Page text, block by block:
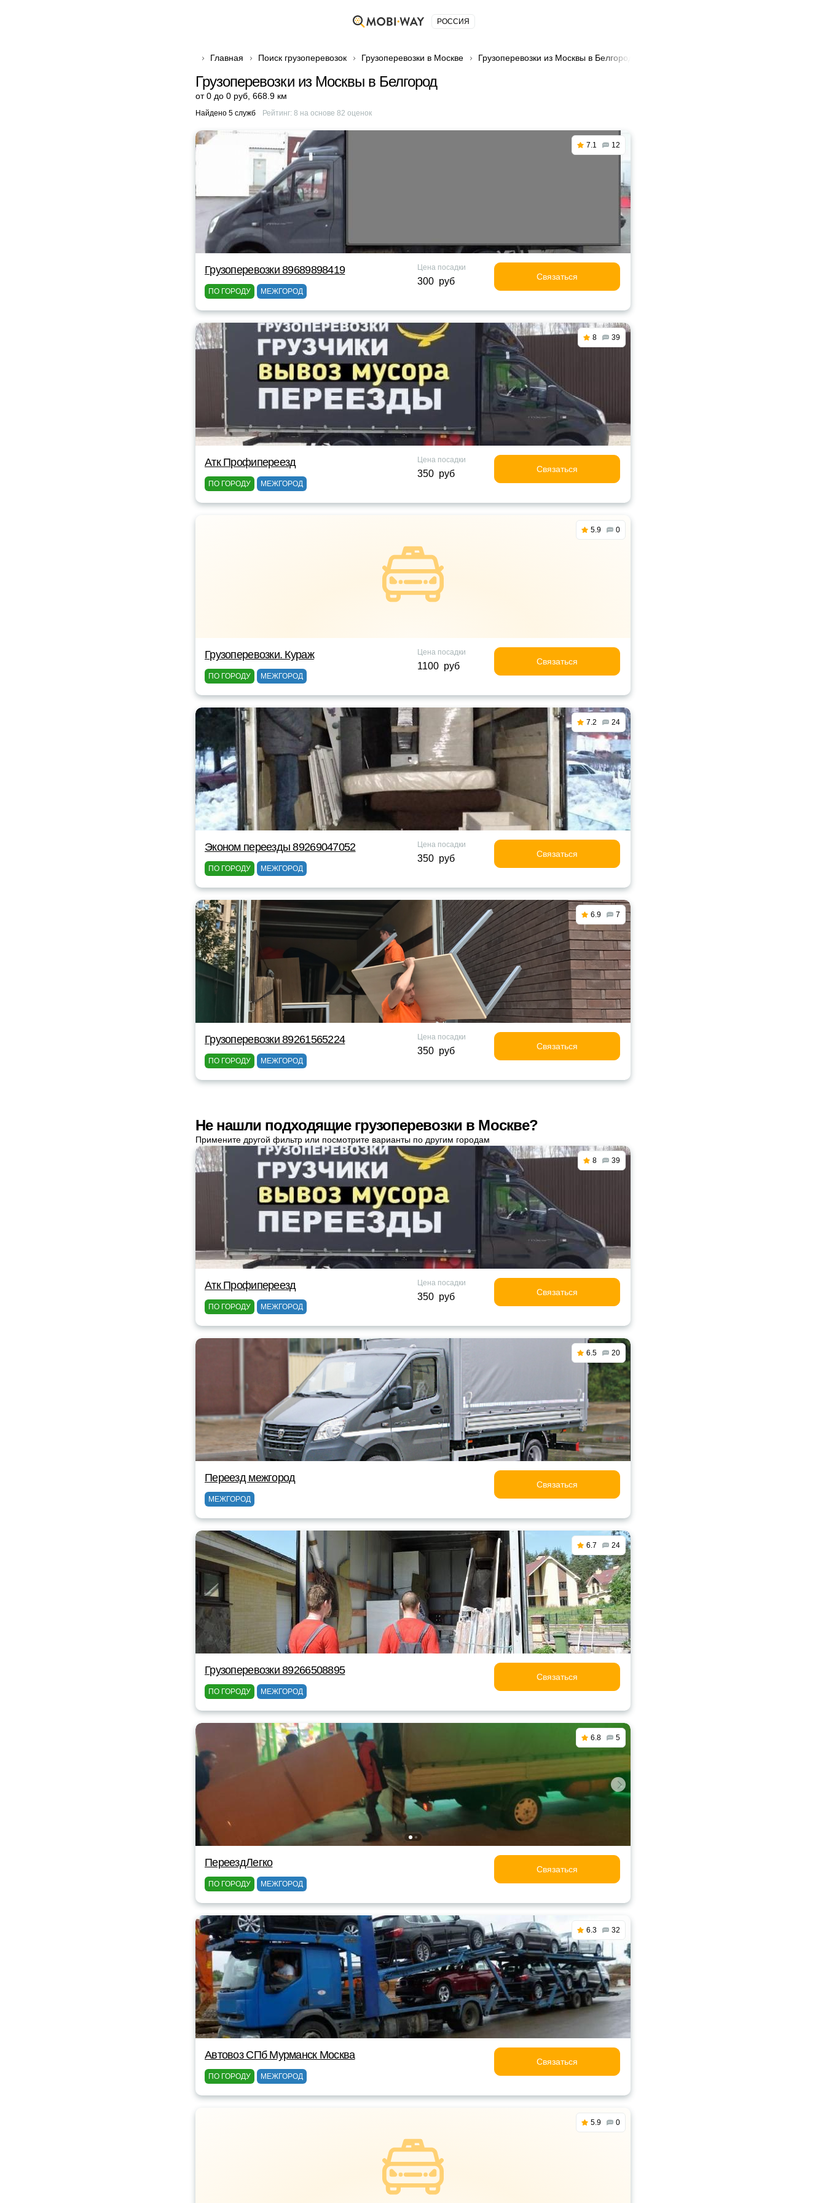
РОССИЯ
Главная Поиск грузоперевозок Грузоперевозки в Москве Грузоперевозки из Москвы в Белгород
Грузоперевозки из Москвы в Белгород
от 0 до 0 руб 668.9 км
Найдено 5 служб Рейтинг: 8 на основе 82 оценок
7.1 12
Грузоперевозки 89689898419
ПО ГОРОДУ МЕЖГОРОД
Цена посадки
300 руб Связаться
8 39
Атк Профипереезд
ПО ГОРОДУ МЕЖГОРОД
Цена посадки
350 руб Связаться
5.9 0
Грузоперевозки. Кураж
ПО ГОРОДУ МЕЖГОРОД
Цена посадки
1100 руб Связаться
7.2 24
Эконом переезды 89269047052
ПО ГОРОДУ МЕЖГОРОД
Цена посадки
350 руб Связаться
6.9 7
Грузоперевозки 89261565224
ПО ГОРОДУ МЕЖГОРОД
Цена посадки
350 руб Связаться
Не нашли подходящие грузоперевозки в Москве?
Примените другой фильтр или посмотрите варианты по другим городам
8 39
Атк Профипереезд
ПО ГОРОДУ МЕЖГОРОД
Цена посадки
350 руб Связаться
6.5 20
Переезд межгород
МЕЖГОРОД
Связаться
6.7 24
Грузоперевозки 89266508895
ПО ГОРОДУ МЕЖГОРОД
Связаться
6.8 5
ПереездЛегко
ПО ГОРОДУ МЕЖГОРОД
Связаться
6.3 32
Автовоз СПб Мурманск Москва
ПО ГОРОДУ МЕЖГОРОД
Связаться
5.9 0